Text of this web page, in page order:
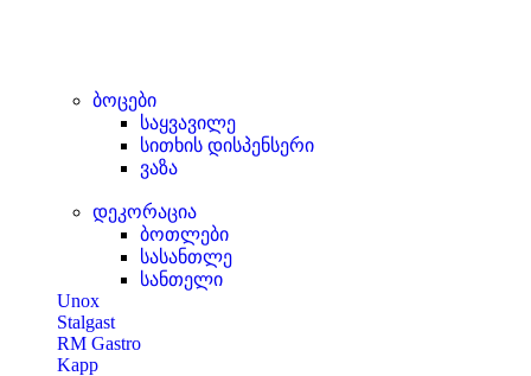
ბოცები
საყვავილე
სითხის დისპენსერი
ვაზა
დეკორაცია
ბოთლები
სასანთლე
სანთელი
Unox
Stalgast
RM Gastro
Kapp